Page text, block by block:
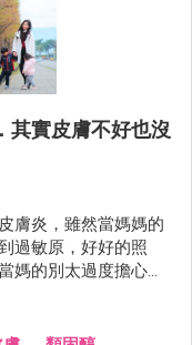
其實皮膚不好也沒
膚炎，雖然當媽媽的
過敏原，好好的照
媽的別太過度擔心